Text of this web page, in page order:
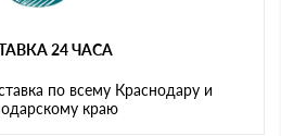
24 ЧАСА
по всему Краснодару и
краю